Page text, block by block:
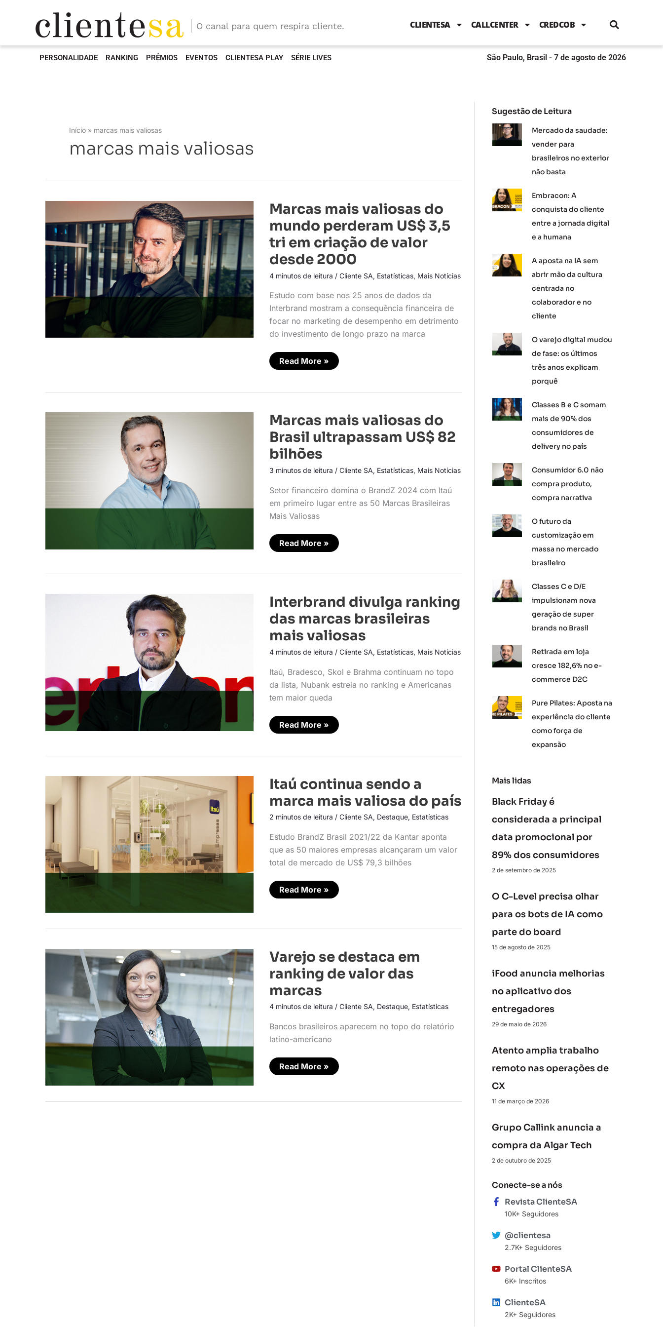
b
o
k
t
e
b
n
g
a
m
O canal para quem respira cliente. CLIENTESA CALLCENTER CREDCOB
PERSONALIDADE RANKING PRÊMIOS EVENTOS CLIENTESA PLAY SÉRIE LIVES São Paulo, Brasil - 7 de agosto de 2026
Início marcas mais valiosas
marcas mais valiosas
Marcas mais valiosas do
mundo perderam US$ 3,5
tri em criação de valor
desde 2000
4 minutos de leitura / Cliente SA, Estatísticas, Mais Notícias
Estudo com base nos 25 anos de dados da
Interbrand mostram a consequência financeira de
focar no marketing de desempenho em detrimento
do investimento de longo prazo na marca
Marcas
mais
valiosas
do
mundo
perderam
3,5
tri
em
de
valor
desde
Read More »
Marcas mais valiosas do
Brasil ultrapassam US$ 82
bilhões
3 minutos de leitura / Cliente SA, Estatísticas, Mais Notícias
Setor financeiro domina o BrandZ 2024 com Itaú
em primeiro lugar entre as 50 Marcas Brasileiras
Mais Valiosas
Marcas
mais
valiosas
do
Brasil
ultrapassam
82
Read More »
Interbrand divulga ranking
das marcas brasileiras
mais valiosas
4 minutos de leitura / Cliente SA, Estatísticas, Mais Notícias
Itaú, Bradesco, Skol e Brahma continuam no topo
da lista, Nubank estreia no ranking e Americanas
tem maior queda
Interbrand
divulga
ranking
das
marcas
brasileiras
valiosas
Read More »
Itaú continua sendo a
marca mais valiosa do país
2 minutos de leitura / Cliente SA, Destaque, Estatísticas
Estudo BrandZ Brasil 2021/22 da Kantar aponta
que as 50 maiores empresas alcançaram um valor
total de mercado de US$ 79,3 bilhões
Itaú
continua
a
mais
do
país
Read More »
Varejo se destaca em
ranking de valor das
marcas
4 minutos de leitura / Cliente SA, Destaque, Estatísticas
Bancos brasileiros aparecem no topo do relatório
latino-americano
Varejo
se
destaca
em
de
das
Read More »
Sugestão de Leitura
Mercado da saudade:
vender para
brasileiros no exterior
não basta
Embracon: A
conquista do cliente
entre a jornada digital
e a humana
A aposta na IA sem
abrir mão da cultura
centrada no
colaborador e no
cliente
O varejo digital mudou
de fase: os últimos
três anos explicam
porquê
Classes B e C somam
mais de 90% dos
consumidores de
delivery no país
Consumidor 6.0 não
compra produto,
compra narrativa
O futuro da
customização em
massa no mercado
brasileiro
Classes C e D/E
impulsionam nova
geração de super
brands no Brasil
Retirada em loja
cresce 182,6% no e-
commerce D2C
Pure Pilates: Aposta na
experiência do cliente
como força de
expansão
Mais lidas
Black Friday é
considerada a principal
data promocional por
89% dos consumidores
2 de setembro de 2025
O C-Level precisa olhar
para os bots de IA como
parte do board
15 de agosto de 2025
iFood anuncia melhorias
no aplicativo dos
entregadores
29 de maio de 2026
Atento amplia trabalho
remoto nas operações de
CX
11 de março de 2026
Grupo Callink anuncia a
compra da Algar Tech
2 de outubro de 2025
Conecte-se a nós
Revista ClienteSA
10K+ Seguidores
@clientesa
2.7K+ Seguidores
Portal ClienteSA
6K+ Inscritos
ClienteSA
2K+ Seguidores